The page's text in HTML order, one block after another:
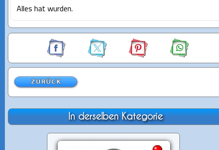
Alles hat wurden.
In derselben Kategorie